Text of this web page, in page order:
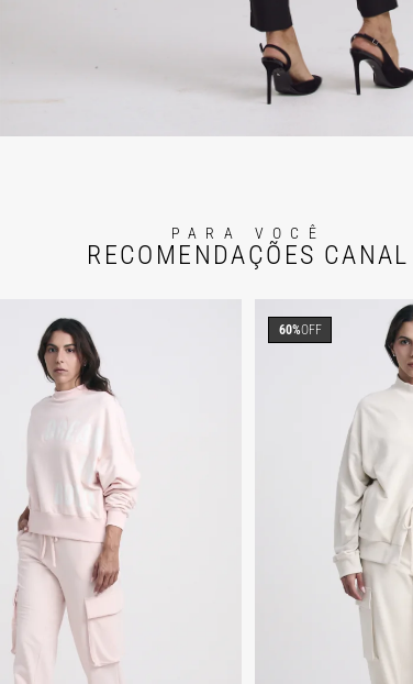
PARA VOCÊ
RECOMENDAÇÕES CANAL
60%OFF